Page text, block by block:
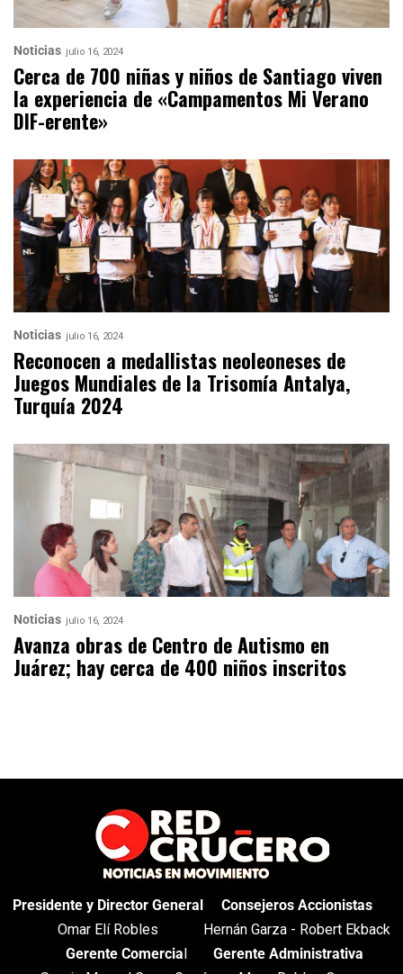
Noticias julio 16, 2024
Cerca de 700 niñas y niños de Santiago viven
la experiencia de «Campamentos Mi Verano
DIF-erente»
Noticias julio 16, 2024
Reconocen a medallistas neoleoneses de
Juegos Mundiales de la Trisomía Antalya,
Turquía 2024
Noticias julio 16, 2024
Avanza obras de Centro de Autismo en
Juárez; hay cerca de 400 niños inscritos
Presidente y Director General
Omar Elí Robles
Consejeros Accionistas
Hernán Garza - Robert Ekback
Gerente Comercia
Gerente Administrativa